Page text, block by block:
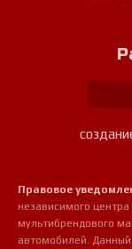
Правовое
независимого
мультибрендового
автомобилей. Данный